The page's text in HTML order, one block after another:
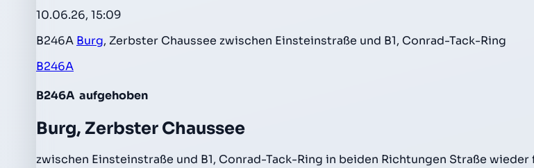
10.06.26, 15:09
B246A Burg, Zerbster Chaussee zwischen Einsteinstraße und B1, Conrad-Tack-Ring
B246A
B246A aufgehoben
Burg, Zerbster Chaussee
zwischen Einsteinstraße und B1, Conrad-Tack-Ring in beiden Richtungen Straße wieder